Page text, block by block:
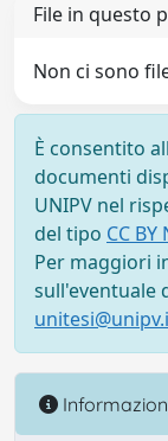
File in questo
Non ci sono
È consentito
documenti
UNIPV nel
del tipo CC BY
Per maggiori
sull'eventuale